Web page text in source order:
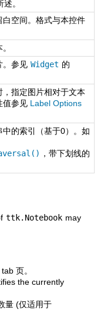
。
空间。格式与本控件
。参见 Widget 的
指定图片相对于文本
值参见 Label Options
的索引（基于0）。如
，带下划线的
ttk.Notebook may
页。
the currently
量 (仅适用于